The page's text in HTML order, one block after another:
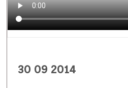
30 09 2014